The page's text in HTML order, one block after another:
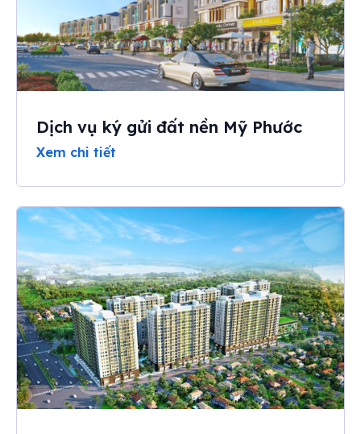
Dịch vụ ký gửi đất nền Mỹ Phước
Xem chi tiết